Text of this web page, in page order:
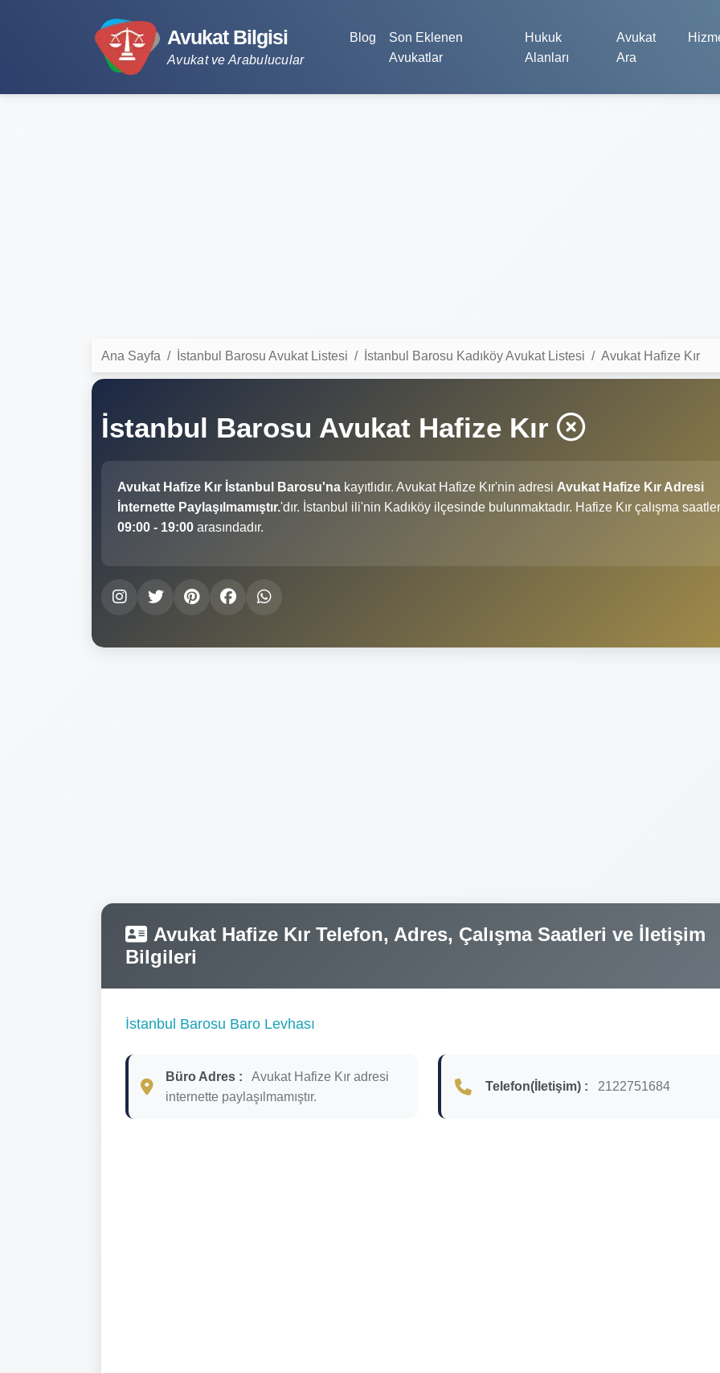
Avukat Bilgisi
Avukat ve Arabulucular
Blog
Son Eklenen
Avukatlar
Hukuk
Alanları
Avukat
Ara
Ana Sayfa İstanbul Barosu Avukat Listesi İstanbul Barosu Kadıköy Avukat Listesi Avukat Hafize Kır
İstanbul Barosu Avukat Hafize Kır
Avukat Hafize Kır İstanbul Barosu'na kayıtlıdır. Avukat Hafize Kır'nin adresi Avukat Hafize Kır Adresi
İnternette Paylaşılmamıştır.'dır. İstanbul ili'nin Kadıköy ilçesinde bulunmaktadır. Hafize Kır çalışma
09:00 - 19:00 arasındadır.
Avukat Hafize Kır Telefon, Adres, Çalışma Saatleri ve İletişim
Bilgileri
İstanbul Barosu Baro Levhası
Büro Adres :
Avukat Hafize Kır adresi
internette paylaşılmamıştır.
Telefon(İletişim) : 2122751684